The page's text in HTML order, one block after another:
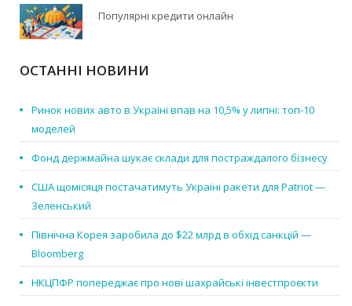
Популярні кредити онлайн
ОСТАННІ НОВИНИ
Ринок нових авто в Україні впав на 10,5% у липні: топ-10
моделей
Фонд держмайна шукає склади для постраждалого бізнесу
США щомісяця постачатимуть Україні ракети для Patriot —
Зеленський
Північна Корея заробила до $22 млрд в обхід санкцій —
Bloomberg
НКЦПФР попереджає про нові шахрайські інвестпроєкти